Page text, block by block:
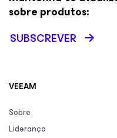
sobre produtos:
SUBSCREVER
VEEAM
Sobre
Liderança